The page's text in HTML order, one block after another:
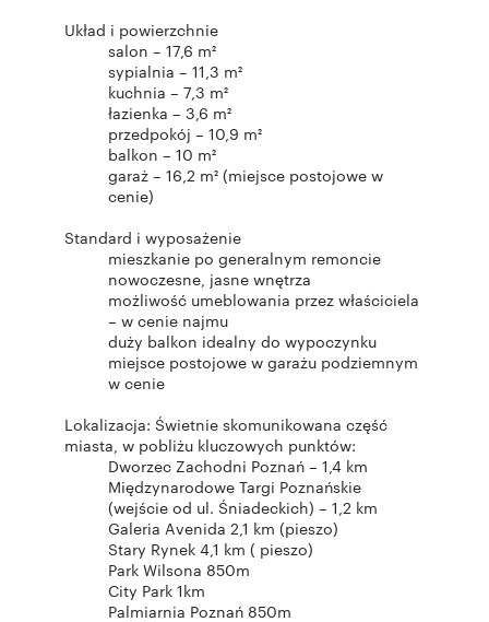
Układ i powierzchnie
salon – 17,6 m²
sypialnia – 11,3 m²
kuchnia – 7,3 m²
łazienka – 3,6 m²
przedpokój – 10,9 m²
balkon – 10 m²
garaż – 16,2 m² (miejsce postojowe w
cenie)
Standard i wyposażenie
mieszkanie po generalnym remoncie
nowoczesne, jasne wnętrza
możliwość umeblowania przez właściciela
– w cenie najmu
duży balkon idealny do wypoczynku
miejsce postojowe w garażu podziemnym
w cenie
Lokalizacja: Świetnie skomunikowana część
miasta, w pobliżu kluczowych punktów:
Dworzec Zachodni Poznań – 1,4 km
Międzynarodowe Targi Poznańskie
(wejście od ul. Śniadeckich) – 1,2 km
Galeria Avenida 2,1 km (pieszo)
Stary Rynek 4,1 km ( pieszo)
Park Wilsona 850m
City Park 1km
Palmiarnia Poznań 850m